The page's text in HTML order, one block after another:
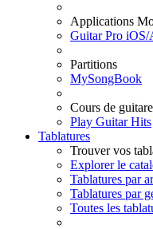
Applications
Guitar Pro iOS/
Partitions
MySongBook
Cours de guitare
Play Guitar Hits
Tablatures
Trouver vos
Explorer le
Tablatures par
Tablatures par
Toutes les